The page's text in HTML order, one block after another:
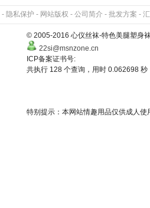
- 隐私保护 - 网站版权 - 公司简介 - 批发方案 -
© 2005-2016 心仪丝袜-特色美腿塑身
22si@msnzone.cn
ICP备案证书号:
共执行 128 个查询，用时 0.062698
特别提示：本网站情趣用品仅供成人